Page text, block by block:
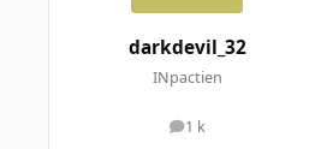
darkdevil_32
INpactien
1 k
messages